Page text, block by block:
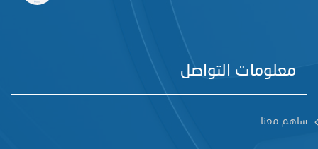
معلومات التواصل
ساهم معنا